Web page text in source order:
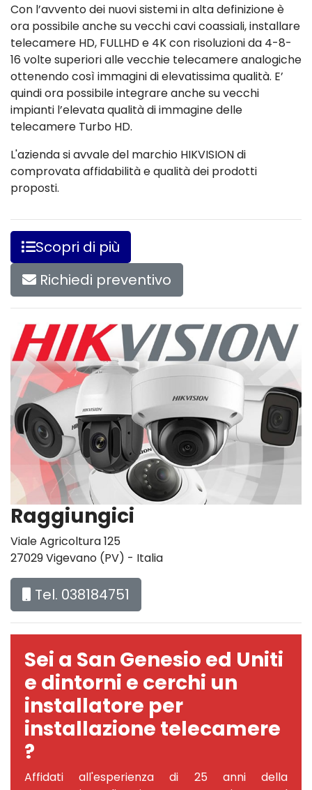
Con l’avvento dei nuovi sistemi in alta definizione è
ora possibile anche su vecchi cavi coassiali, installare
telecamere HD, FULLHD e 4K con risoluzioni da 4-8-
16 volte superiori alle vecchie telecamere analogiche
ottenendo così immagini di elevatissima qualità. E’
quindi ora possibile integrare anche su vecchi
impianti l’elevata qualità di immagine delle
telecamere Turbo HD.
L'azienda si avvale del marchio HIKVISION di
comprovata affidabilità e qualità dei prodotti
proposti.
Scopri di più
Richiedi preventivo
Raggiungici
Viale Agricoltura 125
27029 Vigevano (PV) - Italia
Tel. 038184751
Sei a San Genesio ed Uniti
e dintorni e cerchi un
installatore per
installazione telecamere
?
Affidati all'esperienza di 25 anni della